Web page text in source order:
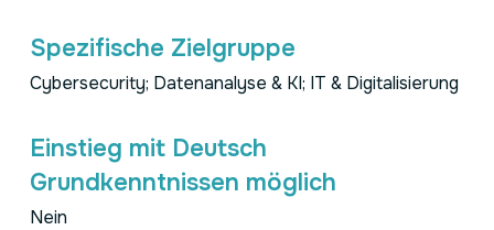
Spezifische Zielgruppe
Cybersecurity; Datenanalyse & KI; IT & Digitalisierung
Einstieg mit Deutsch
Grundkenntnissen möglich
Nein